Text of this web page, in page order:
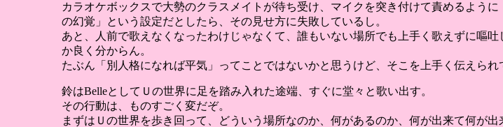
カラオケボックスで大勢のクラスメイトが待ち受け、マイクを突き付けて責めるよう
の幻覚」という設定だとしたら、その見せ方に失敗しているし。
あと、人前で歌えなくなったわけじゃなくて、誰もいない場所でも上手く歌えずに嘔
か良く分からん。
たぶん「別人格になれば平気」ってことではないかと思うけど、そこを上手く伝えられ
鈴はBelleとしてＵの世界に足を踏み入れた途端、すぐに堂々と歌い出す。
その行動は、ものすごく変だぞ。
まずはＵの世界を歩き回って、どういう場所なのか、何があるのか、何が出来て何が